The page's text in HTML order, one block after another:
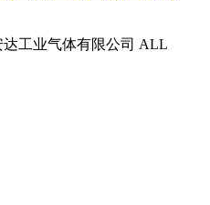
工业气体有限公司 ALL